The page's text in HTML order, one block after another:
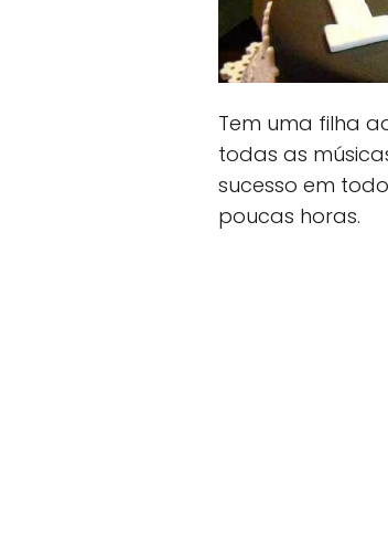
Tem uma filha
todas as
sucesso em
poucas horas.